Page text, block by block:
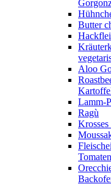
Butter
Aloo
Lamm-
Ragù
Tomaten